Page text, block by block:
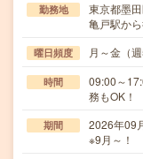
勤務地
東京都墨
亀戸駅か
曜日頻度 月～金（
時間
09:00～
務もOK！
期間
2026年09
※9月～！